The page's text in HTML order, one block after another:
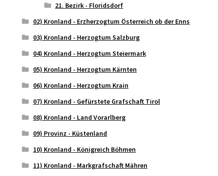
21. Bezirk - Floridsdorf
02) Kronland - Erzherzogtum Österreich ob der Enns
03) Kronland - Herzogtum Salzburg
04) Kronland - Herzogtum Steiermark
05) Kronland - Herzogtum Kärnten
06) Kronland - Herzogtum Krain
07) Kronland - Gefürstete Grafschaft Tirol
08) Kronland - Land Vorarlberg
09) Provinz - Küstenland
10) Kronland - Königreich Böhmen
11) Kronland - Markgrafschaft Mähren